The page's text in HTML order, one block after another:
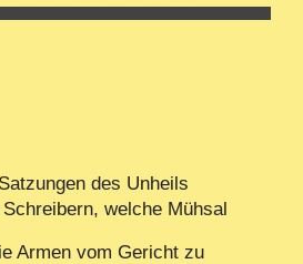
des Unheils
welche Mühsal
Armen vom Gericht zu